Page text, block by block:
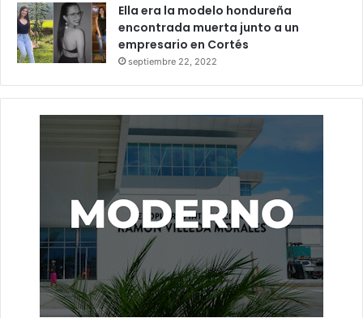
Ella era la modelo hondureña
encontrada muerta junto a un
empresario en Cortés
septiembre 22, 2022